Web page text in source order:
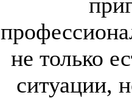
не только
ситуации,